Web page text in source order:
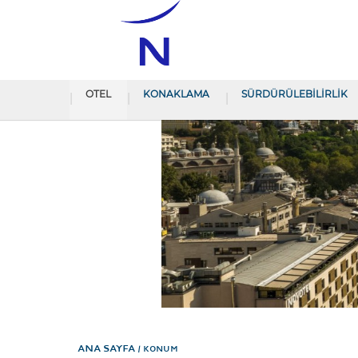
OTEL KONAKLAMA SÜRDÜRÜLEBİLİRLİK
Ana Sayfa KONUM